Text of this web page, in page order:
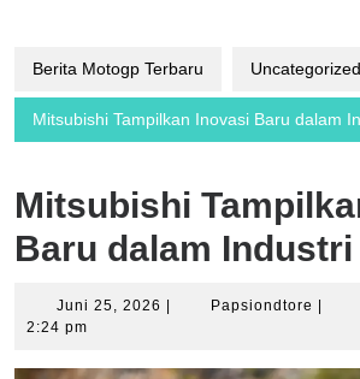
Berita Motogp Terbaru Uncategorized
Mitsubishi Tampilkan Inovasi Baru dalam
Mitsubishi
Baru dalam
Juni 25, 2026 Juni
Papsiondtore
2:24 pm